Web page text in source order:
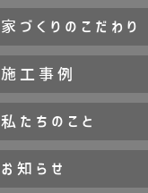
家づくりのこだわり
施工事例
私たちのこと
お知らせ